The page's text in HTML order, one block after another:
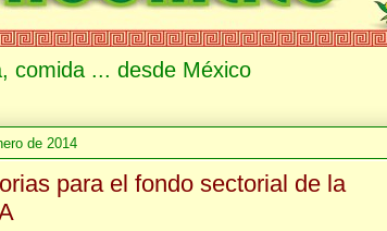
comida ... desde México
de 2014
para el fondo sectorial de la